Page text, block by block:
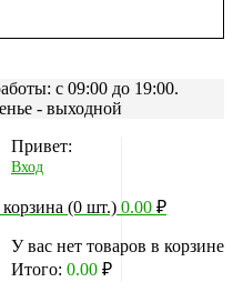
c 09:00 до 19:00.
- выходной
Привет:
Вход
(0 шт.) 0.00 ₽
У вас нет товаров в корзине
Итого: 0.00 ₽